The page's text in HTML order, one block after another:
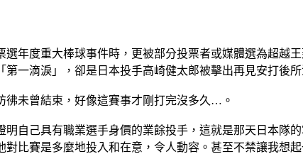
年度重大棒球事件時，更被部分投票者或媒體選為超越
一滴淚」，卻是日本投手高崎健太郎被擊出再見安打後所
彿未曾結束，好像這賽事才剛打完沒多久…。
自己具有職業選手身價的業餘投手，這就是那天日本隊
比賽是多麼地投入和在意，令人動容。甚至不禁讓我想